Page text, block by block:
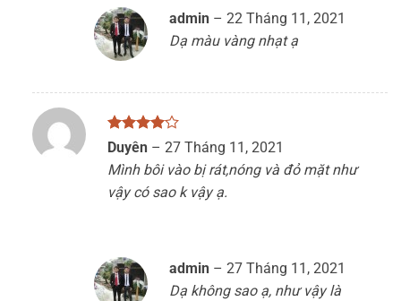
admin – 22 Tháng 11, 2021
Dạ màu vàng nhạt ạ
Được
xếp hạng
45 sao
Duyên – 27 Tháng 11, 2021
Mình bôi vào bị rát,nóng và đỏ mặt như
vậy có sao k vậy ạ.
admin – 27 Tháng 11, 2021
Dạ không sao ạ, như vậy là